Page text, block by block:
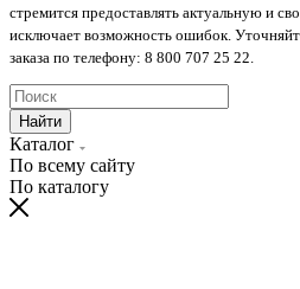
стремится предоставлять актуальную и
исключает возможность ошибок.
заказа по телефону: 8 800 707 25 22.
Найти
Каталог
По всему сайту
По каталогу